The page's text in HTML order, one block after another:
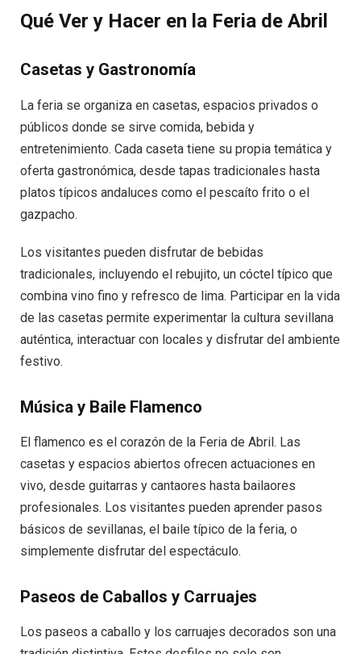
Qué Ver y Hacer en la Feria de Abril
Casetas y Gastronomía
La feria se organiza en casetas, espacios privados o
públicos donde se sirve comida, bebida y
entretenimiento. Cada caseta tiene su propia temática y
oferta gastronómica, desde tapas tradicionales hasta
platos típicos andaluces como el pescaíto frito o el
gazpacho.
Los visitantes pueden disfrutar de bebidas
tradicionales, incluyendo el rebujito, un cóctel típico que
combina vino fino y refresco de lima. Participar en la vida
de las casetas permite experimentar la cultura sevillana
auténtica, interactuar con locales y disfrutar del ambiente
festivo.
Música y Baile Flamenco
El flamenco es el corazón de la Feria de Abril. Las
casetas y espacios abiertos ofrecen actuaciones en
vivo, desde guitarras y cantaores hasta bailaores
profesionales. Los visitantes pueden aprender pasos
básicos de sevillanas, el baile típico de la feria, o
simplemente disfrutar del espectáculo.
Paseos de Caballos y Carruajes
Los paseos a caballo y los carruajes decorados son una